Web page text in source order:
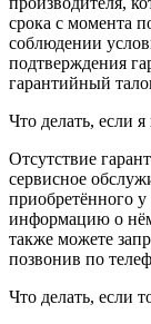
срока с момента
соблюдении
подтверждения
гарантийный
Что делать, если
Отсутствие
сервисное
приобретённого
информацию о
также можете
позвонив по
Что делать, если